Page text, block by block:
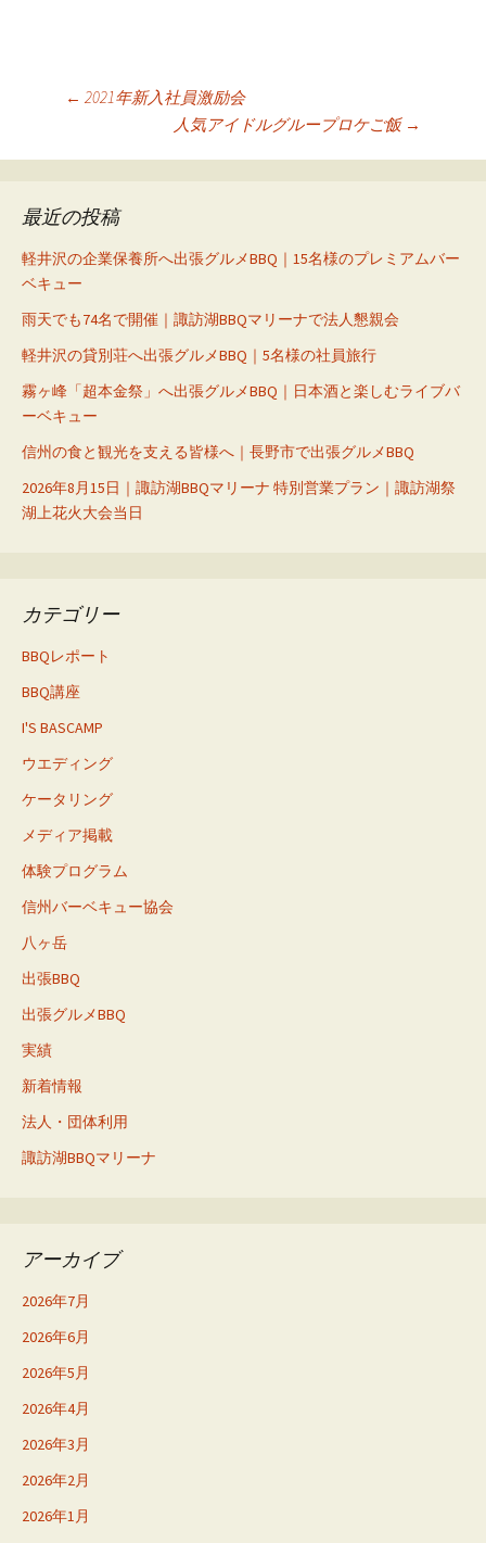
ナ
ゲ
ー
シ
ョ
ン
← 2021年新入社員激励会
人気アイドルグループロケご飯 →
最近の投稿
軽井沢の企業保養所へ出張グルメBBQ｜15名様のプレミアムバー
ベキュー
雨天でも74名で開催｜諏訪湖BBQマリーナで法人懇親会
軽井沢の貸別荘へ出張グルメBBQ｜5名様の社員旅行
霧ヶ峰「超本金祭」へ出張グルメBBQ｜日本酒と楽しむライブバ
ーベキュー
信州の食と観光を支える皆様へ｜長野市で出張グルメBBQ
2026年8月15日｜諏訪湖BBQマリーナ 特別営業プラン｜諏訪湖祭
湖上花火大会当日
カテゴリー
BBQレポート
BBQ講座
I'S BASCAMP
ウエディング
ケータリング
メディア掲載
体験プログラム
信州バーベキュー協会
八ヶ岳
出張BBQ
出張グルメBBQ
実績
新着情報
法人・団体利用
諏訪湖BBQマリーナ
アーカイブ
2026年7月
2026年6月
2026年5月
2026年4月
2026年3月
2026年2月
2026年1月